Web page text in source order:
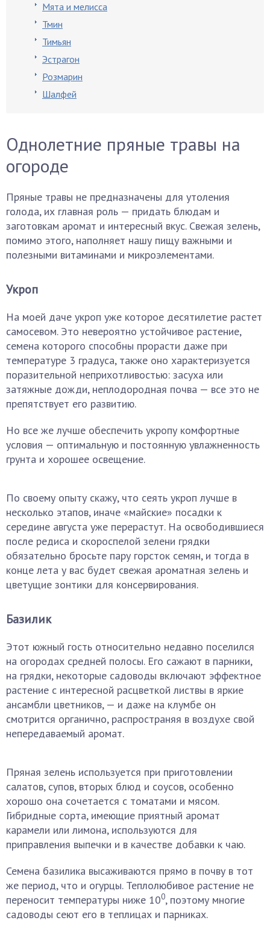
Мята и мелисса
Тмин
Тимьян
Эстрагон
Розмарин
Шалфей
Однолетние пряные травы на
огороде
Пряные травы не предназначены для утоления
голода, их главная роль — придать блюдам и
заготовкам аромат и интересный вкус. Свежая зелень,
помимо этого, наполняет нашу пищу важными и
полезными витаминами и микроэлементами.
Укроп
На моей даче укроп уже которое десятилетие растет
самосевом. Это невероятно устойчивое растение,
семена которого способны прорасти даже при
температуре 3 градуса, также оно характеризуется
поразительной неприхотливостью: засуха или
затяжные дожди, неплодородная почва — все это не
препятствует его развитию.
Но все же лучше обеспечить укропу комфортные
условия — оптимальную и постоянную увлажненность
грунта и хорошее освещение.
По своему опыту скажу, что сеять укроп лучше в
несколько этапов, иначе «майские» посадки к
середине августа уже перерастут. На освободившиеся
после редиса и скороспелой зелени грядки
обязательно бросьте пару горсток семян, и тогда в
конце лета у вас будет свежая ароматная зелень и
цветущие зонтики для консервирования.
Базилик
Этот южный гость относительно недавно поселился
на огородах средней полосы. Его сажают в парники,
на грядки, некоторые садоводы включают эффектное
растение с интересной расцветкой листвы в яркие
ансамбли цветников, — и даже на клумбе он
смотрится органично, распространяя в воздухе свой
непередаваемый аромат.
Пряная зелень используется при приготовлении
салатов, супов, вторых блюд и соусов, особенно
хорошо она сочетается с томатами и мясом.
Гибридные сорта, имеющие приятный аромат
карамели или лимона, используются для
приправления выпечки и в качестве добавки к чаю.
Семена базилика высаживаются прямо в почву в тот
же период, что и огурцы. Теплолюбивое растение не
переносит температуры ниже 100, поэтому многие
садоводы сеют его в теплицах и парниках.